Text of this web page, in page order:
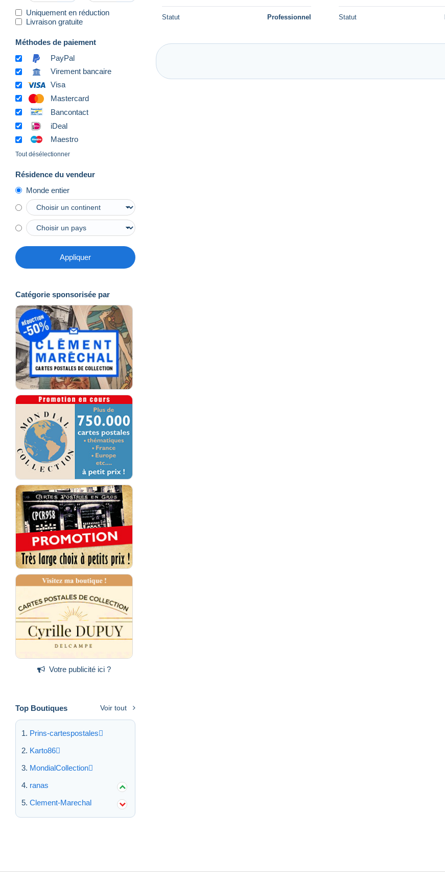
Uniquement en réduction
Livraison gratuite
Méthodes de paiement
PayPal
Virement bancaire
Visa
Mastercard
Bancontact
iDeal
Maestro
Tout désélectionner
Résidence du vendeur
Monde entier
Appliquer
Catégorie sponsorisée par
Votre publicité ici ?
Top Boutiques Voir tout
Prins-cartespostales
Karto86
MondialCollection
ranas
Clement-Marechal
Statut Professionnel Statut